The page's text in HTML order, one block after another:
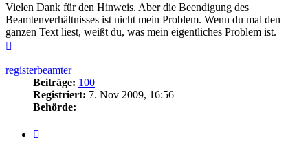
Vielen Dank für den Hinweis. Aber die Beendigung des
Beamtenverhältnisses ist nicht mein Problem. Wenn du mal den
ganzen Text liest, weißt du, was mein eigentliches Problem ist.
registerbeamter
Beiträge: 100
Registriert: 7. Nov 2009, 16:56
Behörde: